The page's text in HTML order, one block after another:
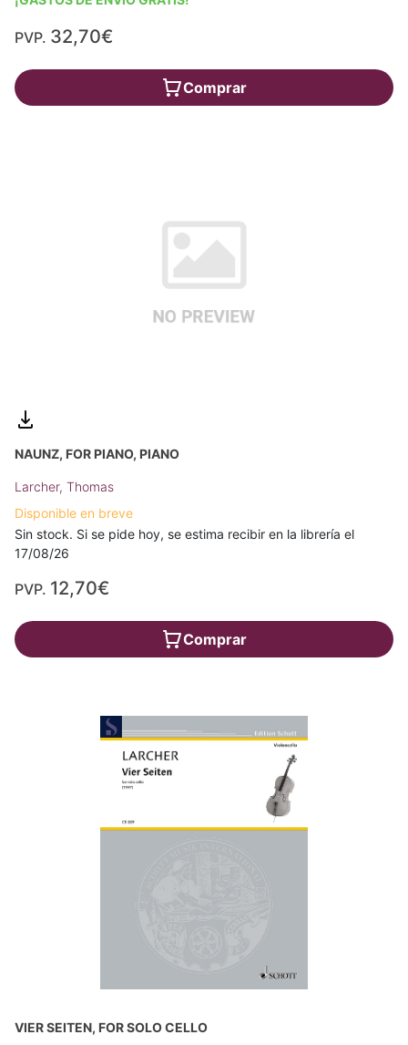
PVP. 32,70€
Comprar
NAUNZ, FOR PIANO, PIANO
Larcher, Thomas
Disponible en breve
Sin stock. Si se pide hoy, se estima recibir en la librería el
17/08/26
PVP. 12,70€
Comprar
VIER SEITEN, FOR SOLO CELLO